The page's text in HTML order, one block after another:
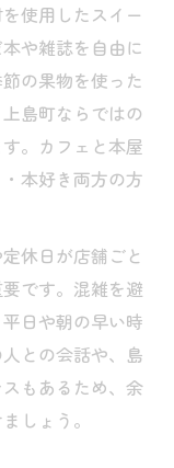
上島町の魅力
カフェの楽し
ページの香り
スポット案
満喫する方法
の上手な楽し
験のススメ
飲食店情報
使用したスイー
や雑誌を自由に
の果物を使った
島町ならではの
。カフェと本屋
本好き両方の方
休日が店舗ごと
です。混雑を避
日や朝の早い時
との会話や、島
もあるため、余
しょう。